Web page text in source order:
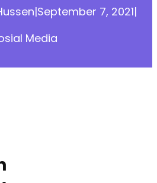
|September 7, 2021|
Media